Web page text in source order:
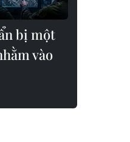
bị một
vào